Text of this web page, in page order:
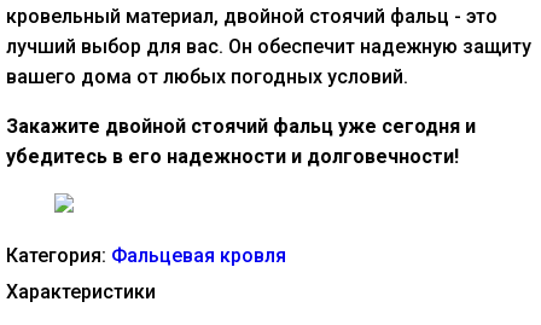
кровельный материал, двойной стоячий фальц - это
лучший выбор для вас. Он обеспечит надежную защиту
вашего дома от любых погодных условий.
Закажите двойной стоячий фальц уже сегодня и
убедитесь в его надежности и долговечности!
Категория: Фальцевая кровля
Характеристики